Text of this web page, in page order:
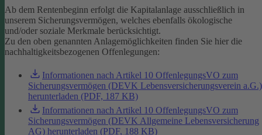
Ab dem Rentenbeginn erfolgt die Kapitalanlage ausschließlich in
unserem Sicherungsvermögen, welches ebenfalls ökologische
und/oder soziale Merkmale berücksichtigt.
Zu den oben genannten Anlagemöglichkeiten finden Sie hier die
nachhaltigkeitsbezogenen Offenlegungen:
Informationen nach Artikel 10 OffenlegungsVO zum
Sicherungsvermögen (DEVK Lebensversicherungsverein a.G.)
herunterladen (PDF, 187 KB)
Informationen nach Artikel 10 OffenlegungsVO zum
Sicherungsvermögen (DEVK Allgemeine Lebensversicherung
AG) herunterladen (PDF, 188 KB)